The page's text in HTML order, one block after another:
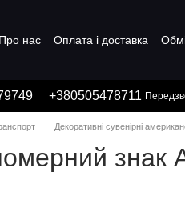
Про нас Оплата і доставка
+380505478711
Декоративні сувенірні
знак